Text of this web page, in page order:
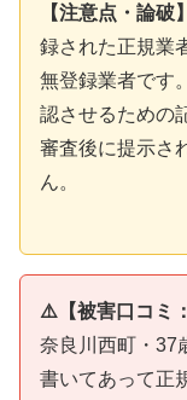
【注意点・論破】
録された正規業
無登録業者です
認させるための
審査後に提示さ
ん。
⚠️【被害口コミ
奈良川西町・37
書いてあって正